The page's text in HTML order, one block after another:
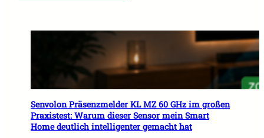
Senvolon Präsenzmelder KL MZ 60 GHz im großen
Praxistest: Warum dieser Sensor mein Smart
Home deutlich intelligenter gemacht hat